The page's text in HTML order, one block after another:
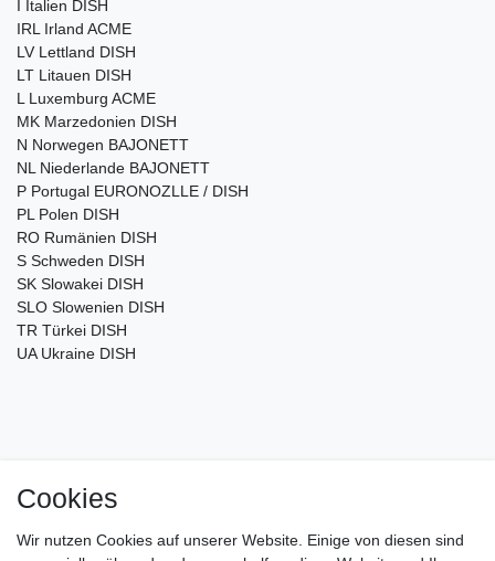
I Italien DISH
IRL Irland ACME
LV Lettland DISH
LT Litauen DISH
L Luxemburg ACME
MK Marzedonien DISH
N Norwegen BAJONETT
NL Niederlande BAJONETT
P Portugal EURONOZLLE / DISH
PL Polen DISH
RO Rumänien DISH
S Schweden DISH
SK Slowakei DISH
SLO Slowenien DISH
TR Türkei DISH
UA Ukraine DISH
Impressum
Cookies
Wir nutzen Cookies auf unserer Website. Einige von diesen sind